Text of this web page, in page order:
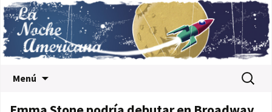
Menú Buscar: